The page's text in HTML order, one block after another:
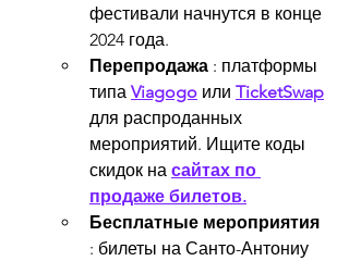
фестивали начнутся в конце
2024 года.
Перепродажа : платформы
типа Viagogo или TicketSwap
для распроданных
мероприятий. Ищите коды
скидок на сайтах по
продаже билетов.
Бесплатные мероприятия
: билеты на Санто-Антониу